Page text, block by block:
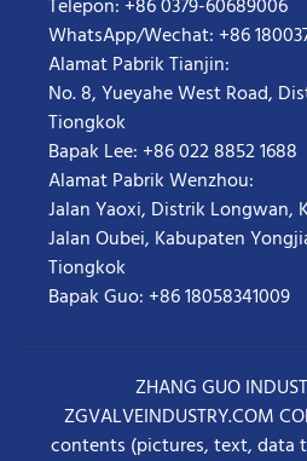
Telepon: +86 0379-60689006
WhatsApp/Wechat: +86
Alamat Pabrik Tianjin:
No. 8, Yueyahe West Road,
Tiongkok
Bapak Lee: +86 022 8852 1688
Alamat Pabrik Wenzhou:
Jalan Yaoxi, Distrik Longwan,
Jalan Oubei, Kabupaten
Tiongkok
Bapak Guo: +86 18058341009
ZHANG GUO
ZGVALVEINDUSTRY.COM
contents (pictures, text, data